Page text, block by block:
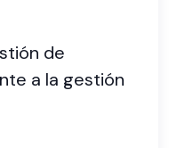
de
a la gestión